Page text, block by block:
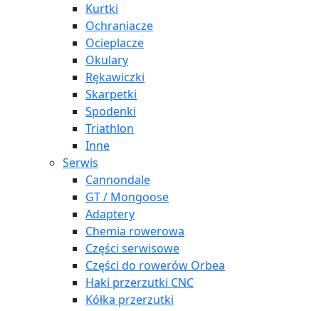
Kurtki
Ochraniacze
Ocieplacze
Okulary
Rękawiczki
Skarpetki
Spodenki
Triathlon
Inne
Serwis
Cannondale
GT / Mongoose
Adaptery
Chemia rowerowa
Części serwisowe
Części do rowerów Orbea
Haki przerzutki CNC
Kółka przerzutki